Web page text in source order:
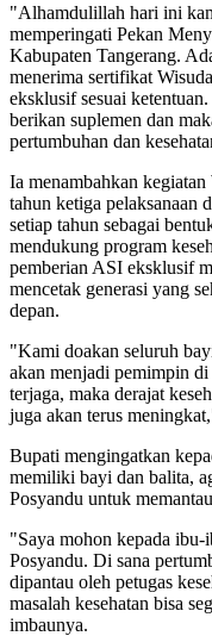
"Alhamdulillah hari ini
memperingati Pekan
Kabupaten Tangerang.
menerima sertifikat
eksklusif sesuai
berikan suplemen dan
pertumbuhan dan
Ia menambahkan
tahun ketiga pelaksanaan
setiap tahun sebagai
mendukung program
pemberian ASI eksklusif
mencetak generasi yang
depan.
"Kami doakan seluruh
akan menjadi pemimpin di
terjaga, maka derajat
juga akan terus
Bupati mengingatkan
memiliki bayi dan balita,
Posyandu untuk
"Saya mohon kepada
Posyandu. Di sana
dipantau oleh petugas
masalah kesehatan bisa
imbaunya.